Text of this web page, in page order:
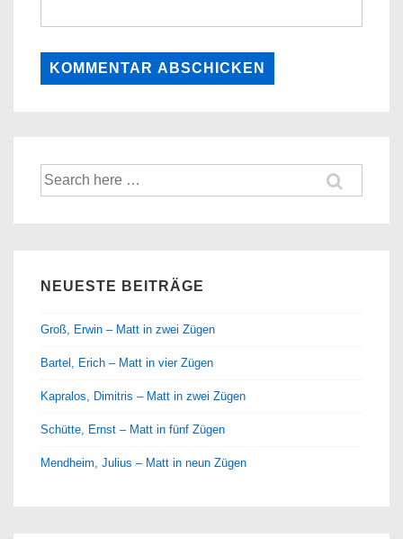
Suche
nach:
NEUESTE BEITRÄGE
Groß, Erwin – Matt in zwei Zügen
Bartel, Erich – Matt in vier Zügen
Kapralos, Dimitris – Matt in zwei Zügen
Schütte, Ernst – Matt in fünf Zügen
Mendheim, Julius – Matt in neun Zügen